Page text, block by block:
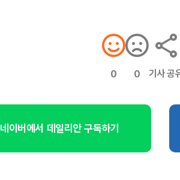
0 0 기사 공
네이버에서 데일리안 구독하기